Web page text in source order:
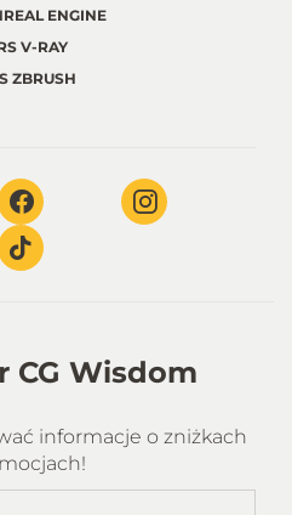
ENGINE
V-RAY
ZBRUSH
CG Wisdom
o zniżkach